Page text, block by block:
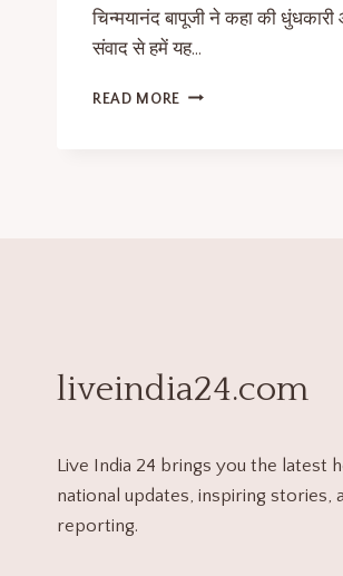
चिन्मयानंद बापूजी ने कहा की
संवाद से हमें यह…
READ MORE
liveindia24.com
Live India 24 brings you the latest
national updates, inspiring stories,
reporting.